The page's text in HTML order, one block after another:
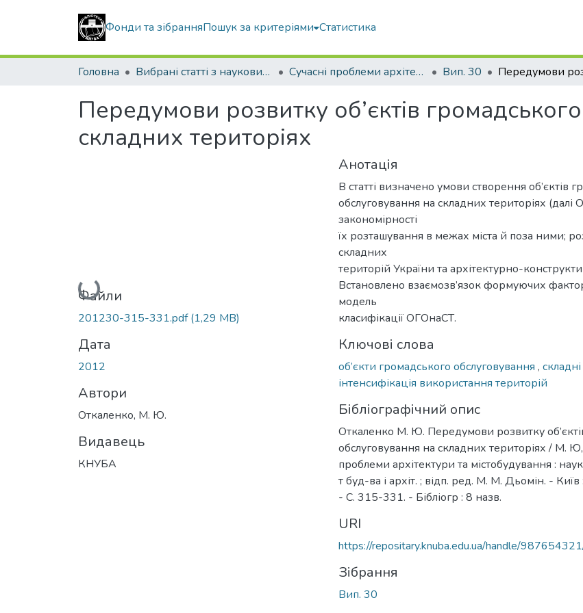
Фонди та зібранняПошук за критеріями Статистика
Головна Вибрані статті з наукових збірників КНУБА Сучасні проблеми архітектури та містобудування Вип. 30
Передумови розвитку об’єктів
складних територіях
Вантажиться...
Файли
201230-315-331.pdf(1,29 MB)
Дата
2012
Автори
Откаленко, М. Ю.
Видавець
КНУБА
Анотація
В статті визначено умови створення об’єктів
обслуговування на складних територіях (далі
закономірності
їх розташування в межах міста й поза ними;
складних
територій України та архітектурно-
Встановлено взаємозв’язок формуючих
модель
класифікації ОГОнаСТ.
Ключові слова
об’єкти громадського обслуговування ,
інтенсифікація використання територій
Бібліографічний опис
Откаленко М. Ю. Передумови розвитку
обслуговування на складних територіях / М.
проблеми архітектури та містобудування :
т буд-ва і архіт. ; відп. ред. М. М. Дьомін. -
- С. 315-331. - Бібліогр : 8 назв.
URI
https://repositary.knuba.edu.ua/handle/
Зібрання
Вип. 30